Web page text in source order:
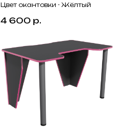
Цвет окантовки - Жёлтый
4 600 р.